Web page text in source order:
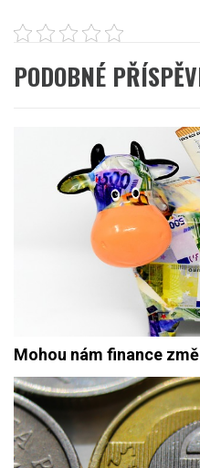
PODOBNÉ
Mohou nám finance